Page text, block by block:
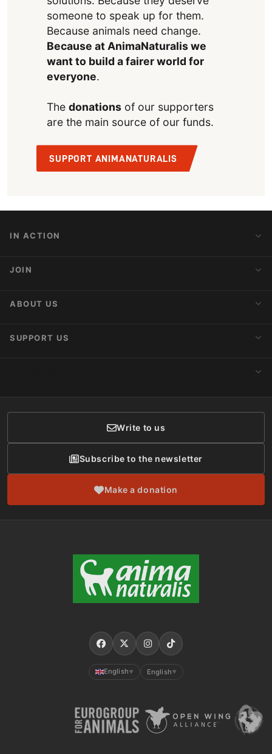
someone to speak up for them.
Because animals need change.
Because at AnimaNaturalis we
want to build a fairer world for
everyone.
The donationsof our supporters
are the main source of our funds.
SUPPORT ANIMANATURALIS
IN ACTION
Action Alerts
JOIN
Activist Network
ABOUT US
SUPPORT US
Donor Care
Write to us
Subscribe to the newsletter
Make a donation
English ▼ English ▼